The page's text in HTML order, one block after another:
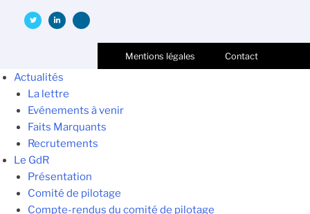
Mentions légales Contact
Actualités
La lettre
Evénements à venir
Faits Marquants
Recrutements
Le GdR
Présentation
Comité de pilotage
Compte-rendus du comité de pilotage